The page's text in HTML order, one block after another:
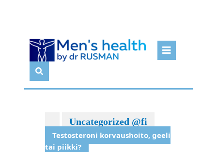
Skip
content
Uncategorized @fi
Testosteroni korvaushoito, geeli
tai piikki?